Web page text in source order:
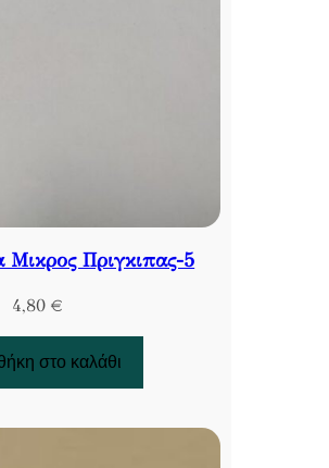
Πριγκιπας-5
4,80 €
στο καλάθι